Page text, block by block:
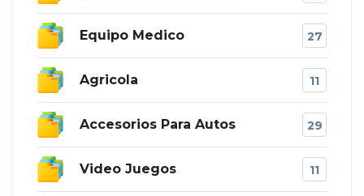
Equipo Medico 27
Agricola 11
Accesorios Para Autos 29
Video Juegos 11